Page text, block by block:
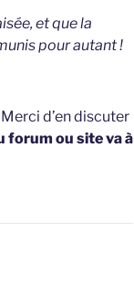
et que la
pour autant !
Merci d’en discuter
forum ou site va à